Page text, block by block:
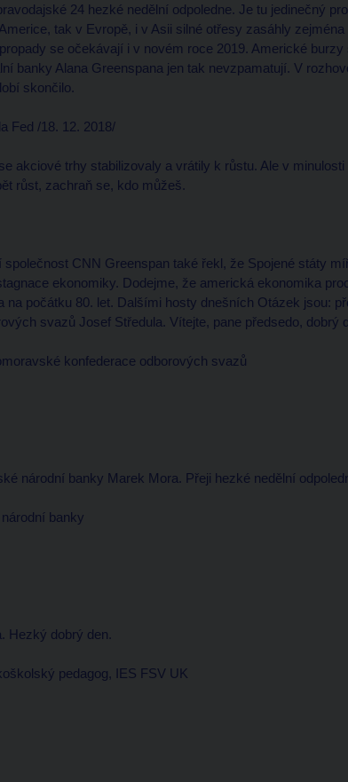
24 hezké nedělní odpoledne. Je tu jedinečný
tak v Evropě, i v Asii silné otřesy zasáhly zejména
se očekávají i v novém roce 2019. Americké burzy
banky Alana Greenspana jen tak nevzpamatují. V
skončilo.
Fed /18. 12. 2018/
akciové trhy stabilizovaly a vrátily k růstu. Ale v
růst, zachraň se, kdo můžeš.
společnost CNN Greenspan také řekl, že Spojené státy
ekonomiky. Dodejme, že americká ekonomika
na počátku 80. let. Dalšími hosty dnešních Otázek jsou:
svazů Josef Středula. Vítejte, pane předsedo, dobrý
konfederace odborových svazů
národní banky Marek Mora. Přeji hezké nedělní
banky
Hezký dobrý den.
pedagog, IES FSV UK